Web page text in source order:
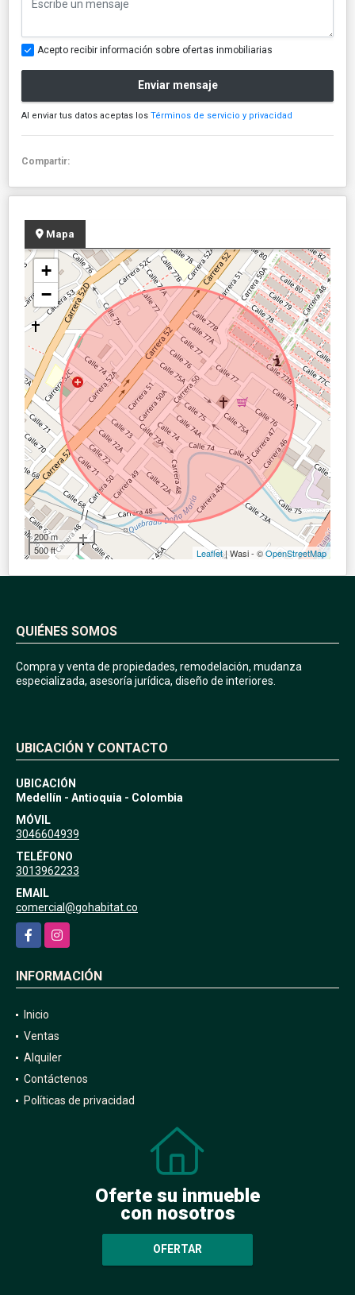
Acepto recibir información sobre ofertas inmobiliarias
Enviar mensaje
Al enviar tus datos aceptas los Términos de servicio y privacidad
Compartir:
Mapa
+
−
200 m
500 ft
Leaflet| Wasi - ©OpenStreetMap
QUIÉNES SOMOS
Compra y venta de propiedades, remodelación, mudanza
especializada, asesoría jurídica, diseño de interiores.
UBICACIÓN Y CONTACTO
UBICACIÓN
Medellín - Antioquia - Colombia
MÓVIL
3046604939
TELÉFONO
3013962233
EMAIL
comercial@gohabitat.co
FacebookInstagram
INFORMACIÓN
Inicio
Ventas
Alquiler
Contáctenos
Políticas de privacidad
Oferte su inmueble
con nosotros
OFERTAR